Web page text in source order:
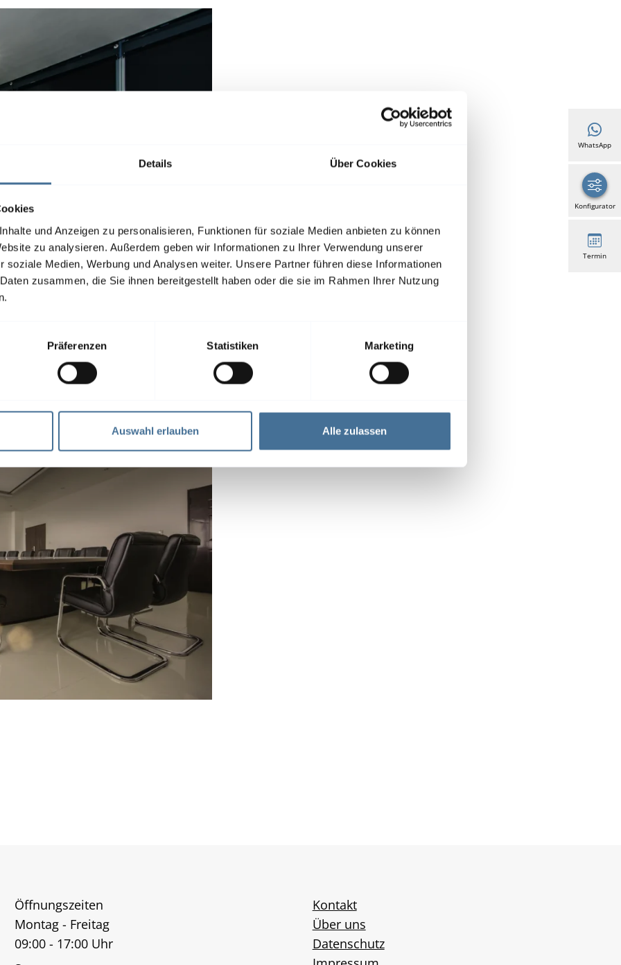
Details Über Cookies
und Anzeigen zu personalisieren, Funktionen für soziale Medien anbieten zu können
zu analysieren. Außerdem geben wir Informationen zu Ihrer Verwendung unserer
soziale Medien, Werbung und Analysen weiter. Unsere Partner führen diese Informationen
zusammen, die Sie ihnen bereitgestellt haben oder die sie im Rahmen Ihrer Nutzung
Präferenzen Statistiken Marketing
Auswahl erlauben Alle zulassen
Öffnungszeiten
Montag - Freitag
09:00 - 17:00 Uhr
Kontakt
Über uns
Datenschutz
WhatsApp
Konfigurator
Termin